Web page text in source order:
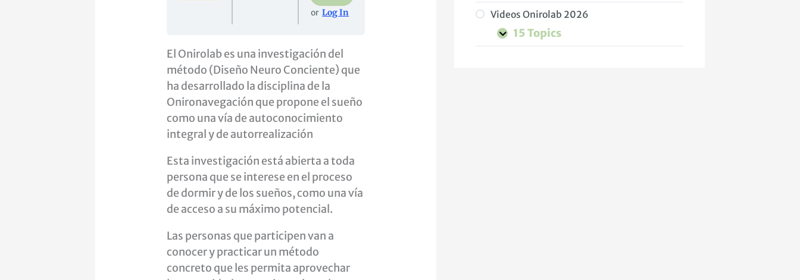
or Log In
El Onirolab es una investigación del
método (Diseño Neuro Conciente) que
ha desarrollado la disciplina de la
Onironavegación que propone el sueño
como una vía de autoconocimiento
integral y de autorrealización
Esta investigación está abierta a toda
persona que se interese en el proceso
de dormir y de los sueños, como una vía
de acceso a su máximo potencial.
Las personas que participen van a
conocer y practicar un método
concreto que les permita aprovechar
n
i
c
i
l
a
b
2
Videos Onirolab 2026
2
0
2
6
15 Topics